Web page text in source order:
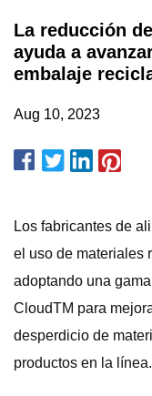
La reducción
ayuda a
embalaje
Aug 10, 2023
Los fabricantes de
el uso de materiales
adoptando una
CloudTM para
desperdicio de
productos en la línea.